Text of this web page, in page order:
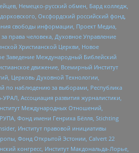
Немецко-русский обмен, Бард колледж,
Оксфордский российский фонд,
свободы информации, Проект Медиа,
права человека, Духовное Управление
Христианской Церкви, Новое
Заведение Международный Библейский
движение, Всемирный Институт
Церковь Духовной Технологии,
по наблюдению за выборами, Республика
Ассоциация развития журналистики,
Международных Отношений,
Фонд имени Генриха Бёлля, Stichting
Институт правовой инициативы
Фонд Открытой Эстонии, Calvert 22
конгресс, Институт Макдональда-Лорье,